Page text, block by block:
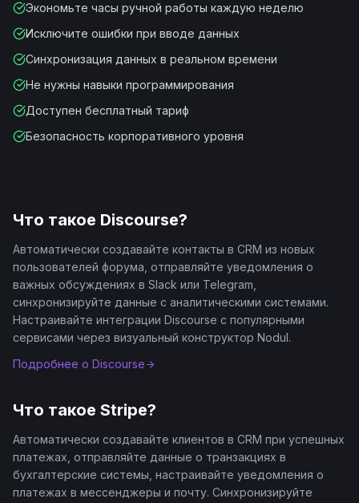
Экономьте часы ручной работы каждую неделю
Исключите ошибки при вводе данных
Синхронизация данных в реальном времени
Не нужны навыки программирования
Доступен бесплатный тариф
Безопасность корпоративного уровня
Что такое Discourse?
Автоматически создавайте контакты в CRM из новых
пользователей форума, отправляйте уведомления о
важных обсуждениях в Slack или Telegram,
синхронизируйте данные с аналитическими системами.
Настраивайте интеграции Discourse с популярными
сервисами через визуальный конструктор Nodul.
Подробнее о Discourse
Что такое Stripe?
Автоматически создавайте клиентов в CRM при успешных
платежах, отправляйте данные о транзакциях в
бухгалтерские системы, настраивайте уведомления о
платежах в мессенджеры и почту. Синхронизируйте